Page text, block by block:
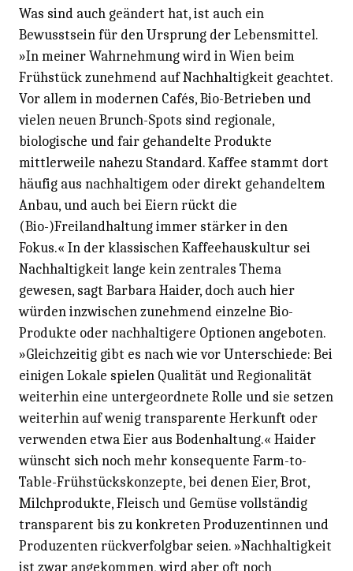
Was sind auch geändert hat, ist auch ein
Bewusstsein für den Ursprung der Lebensmittel.
»In meiner Wahrnehmung wird in Wien beim
Frühstück zunehmend auf Nachhaltigkeit geachtet.
Vor allem in modernen Cafés, Bio-Betrieben und
vielen neuen Brunch-Spots sind regionale,
biologische und fair gehandelte Produkte
mittlerweile nahezu Standard. Kaffee stammt dort
häufig aus nachhaltigem oder direkt gehandeltem
Anbau, und auch bei Eiern rückt die
(Bio-)Freilandhaltung immer stärker in den
Fokus.« In der klassischen Kaffeehauskultur sei
Nachhaltigkeit lange kein zentrales Thema
gewesen, sagt Barbara Haider, doch auch hier
würden inzwischen zunehmend einzelne Bio-
Produkte oder nachhaltigere Optionen angeboten.
»Gleichzeitig gibt es nach wie vor Unterschiede: Bei
einigen Lokale spielen Qualität und Regionalität
weiterhin eine untergeordnete Rolle und sie setzen
weiterhin auf wenig transparente Herkunft oder
verwenden etwa Eier aus Bodenhaltung.« Haider
wünscht sich noch mehr konsequente Farm-to-
Table-Frühstückskonzepte, bei denen Eier, Brot,
Milchprodukte, Fleisch und Gemüse vollständig
transparent bis zu konkreten Produzentinnen und
Produzenten rückverfolgbar seien. »Nachhaltigkeit